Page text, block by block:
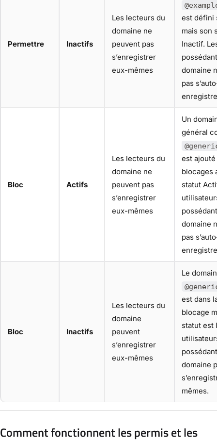
Permettre Inactifs
Les lecteurs du
domaine ne
peuvent pas
s’enregistrer
eux-mêmes
est défini
mais son
Inactif.
domaine
pas
Bloc Actifs
Les lecteurs du
domaine ne
peuvent pas
s’enregistrer
eux-mêmes
Un
général
est
blocages
statut
domaine
pas
Bloc Inactifs
Les lecteurs du
domaine
peuvent
s’enregistrer
eux-mêmes
Le
est dans
blocage
statut est
domaine
mêmes.
Comment fonctionnent les permis et les